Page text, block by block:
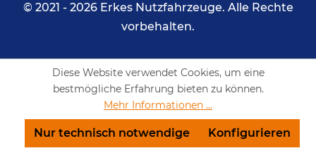
© 2021 - 2026 Erkes Nutzfahrzeuge. Alle Rechte
vorbehalten.
Diese Website verwendet Cookies, um eine
bestmögliche Erfahrung bieten zu können.
Mehr Informationen ...
Nur technisch notwendige Konfigurieren